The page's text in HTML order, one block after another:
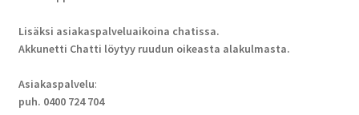
Lisäksi asiakaspalveluaikoina chatissa.
Akkunetti Chatti löytyy ruudun oikeasta alakulmasta.
Asiakaspalvelu:
puh. 0400 724 704